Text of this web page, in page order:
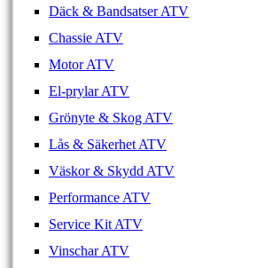
Däck & Bandsatser ATV
Chassie ATV
Motor ATV
El-prylar ATV
Grönyte & Skog ATV
Lås & Säkerhet ATV
Väskor & Skydd ATV
Performance ATV
Service Kit ATV
Vinschar ATV